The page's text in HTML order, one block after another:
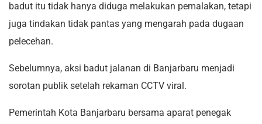
badut itu tidak hanya diduga melakukan pemalakan, tetapi
juga tindakan tidak pantas yang mengarah pada dugaan
pelecehan.
Sebelumnya, aksi badut jalanan di Banjarbaru menjadi
sorotan publik setelah rekaman CCTV viral.
Pemerintah Kota Banjarbaru bersama aparat penegak